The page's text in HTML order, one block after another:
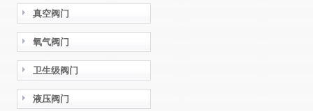
真空阀门
氧气阀门
卫生级阀门
液压阀门